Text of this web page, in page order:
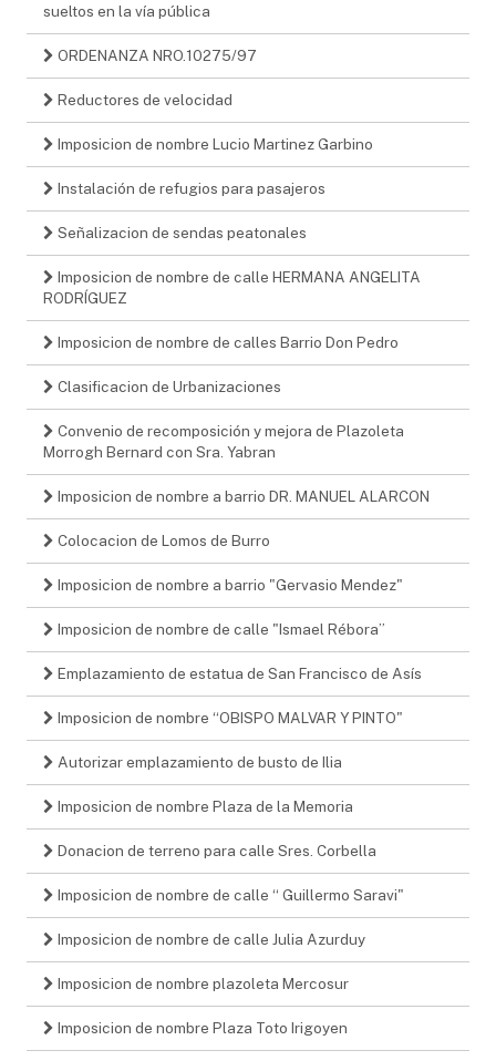
sueltos en la vía pública
ORDENANZA NRO.10275/97
Reductores de velocidad
Imposicion de nombre Lucio Martinez Garbino
Instalación de refugios para pasajeros
Señalizacion de sendas peatonales
Imposicion de nombre de calle HERMANA ANGELITA
RODRÍGUEZ
Imposicion de nombre de calles Barrio Don Pedro
Clasificacion de Urbanizaciones
Convenio de recomposición y mejora de Plazoleta
Morrogh Bernard con Sra. Yabran
Imposicion de nombre a barrio DR. MANUEL ALARCON
Colocacion de Lomos de Burro
Imposicion de nombre a barrio "Gervasio Mendez"
Imposicion de nombre de calle "Ismael Rébora”
Emplazamiento de estatua de San Francisco de Asís
Imposicion de nombre “OBISPO MALVAR Y PINTO"
Autorizar emplazamiento de busto de Ilia
Imposicion de nombre Plaza de la Memoria
Donacion de terreno para calle Sres. Corbella
Imposicion de nombre de calle “ Guillermo Saravi"
Imposicion de nombre de calle Julia Azurduy
Imposicion de nombre plazoleta Mercosur
Imposicion de nombre Plaza Toto Irigoyen